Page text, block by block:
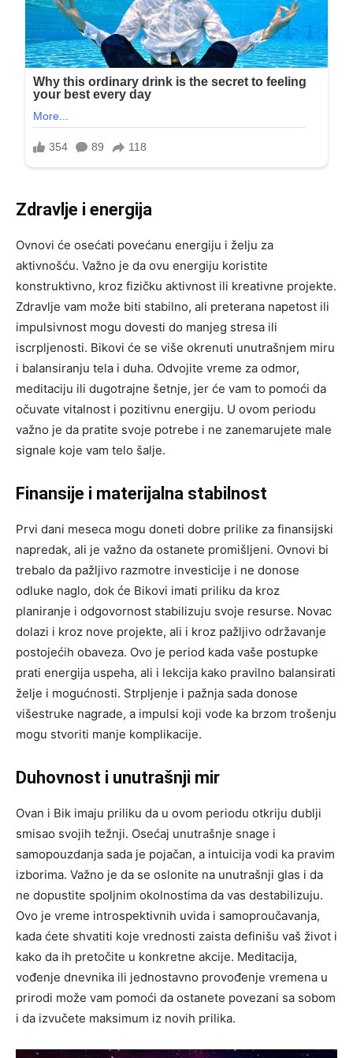
Zdravlje i energija
Ovnovi će osećati povećanu energiju i želju za
aktivnošću. Važno je da ovu energiju koristite
konstruktivno, kroz fizičku aktivnost ili kreativne projekte.
Zdravlje vam može biti stabilno, ali preterana napetost ili
impulsivnost mogu dovesti do manjeg stresa ili
iscrpljenosti. Bikovi će se više okrenuti unutrašnjem miru
i balansiranju tela i duha. Odvojite vreme za odmor,
meditaciju ili dugotrajne šetnje, jer će vam to pomoći da
očuvate vitalnost i pozitivnu energiju. U ovom periodu
važno je da pratite svoje potrebe i ne zanemarujete male
signale koje vam telo šalje.
Finansije i materijalna stabilnost
Prvi dani meseca mogu doneti dobre prilike za finansijski
napredak, ali je važno da ostanete promišljeni. Ovnovi bi
trebalo da pažljivo razmotre investicije i ne donose
odluke naglo, dok će Bikovi imati priliku da kroz
planiranje i odgovornost stabilizuju svoje resurse. Novac
dolazi i kroz nove projekte, ali i kroz pažljivo održavanje
postojećih obaveza. Ovo je period kada vaše postupke
prati energija uspeha, ali i lekcija kako pravilno balansirati
želje i mogućnosti. Strpljenje i pažnja sada donose
višestruke nagrade, a impulsi koji vode ka brzom trošenju
mogu stvoriti manje komplikacije.
Duhovnost i unutrašnji mir
Ovan i Bik imaju priliku da u ovom periodu otkriju dublji
smisao svojih težnji. Osećaj unutrašnje snage i
samopouzdanja sada je pojačan, a intuicija vodi ka pravim
izborima. Važno je da se oslonite na unutrašnji glas i da
ne dopustite spoljnim okolnostima da vas destabilizuju.
Ovo je vreme introspektivnih uvida i samoproučavanja,
kada ćete shvatiti koje vrednosti zaista definišu vaš život i
kako da ih pretočite u konkretne akcije. Meditacija,
vođenje dnevnika ili jednostavno provođenje vremena u
prirodi može vam pomoći da ostanete povezani sa sobom
i da izvučete maksimum iz novih prilika.